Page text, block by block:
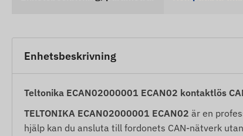
Enhetsbeskrivning
Teltonika ECAN02000001 ECAN02 kontaktlös
TELTONIKA ECAN02000001 ECAN02 är en
hjälp kan du ansluta till fordonets CAN-nätverk